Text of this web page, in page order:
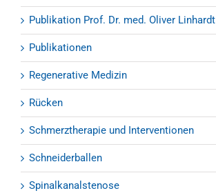
Publikation Prof. Dr. med. Oliver Linhardt
Publikationen
Regenerative Medizin
Rücken
Schmerztherapie und Interventionen
Schneiderballen
Spinalkanalstenose